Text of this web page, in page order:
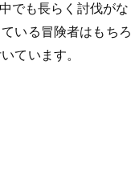
でも長らく討伐がな
いる冒険者はもちろ
ています。